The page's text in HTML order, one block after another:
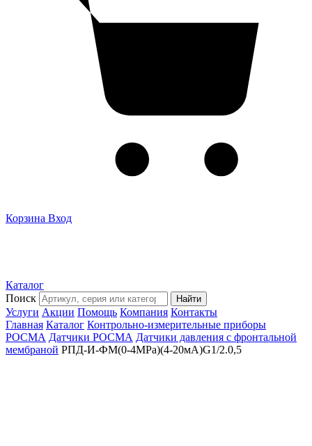
Корзина Вход
Каталог
Поиск
Найти
Услуги Акции Помощь Компания Контакты
Главная Каталог Контрольно-измерительные приборы
РОСМА Датчики РОСМА Датчики давления с фронтальной
мембраной РПД-И-ФМ(0-4MPa)(4-20мА)G1/2.0,5